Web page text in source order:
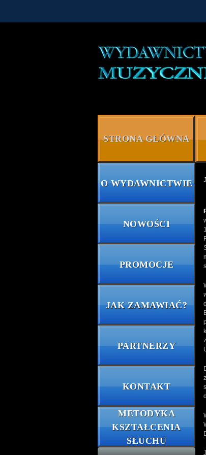
content
STRONA GŁÓWNA
O WYDAWNICTWIE
NOWOŚCI
PROMOCJE
JAK ZAMAWIAĆ?
PARTNERZY
KONTAKT
METODYKA
KSZTAŁCENIA
SŁUCHU